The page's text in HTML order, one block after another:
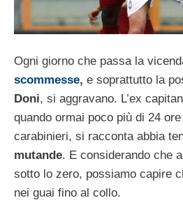
Ogni giorno che passa la
scommesse, e soprattutto la
Doni, si aggravano. L’ex
quando ormai poco più di 24
carabinieri, si racconta abbia
mutande. E considerando che
sotto lo zero, possiamo capire
nei guai fino al collo.